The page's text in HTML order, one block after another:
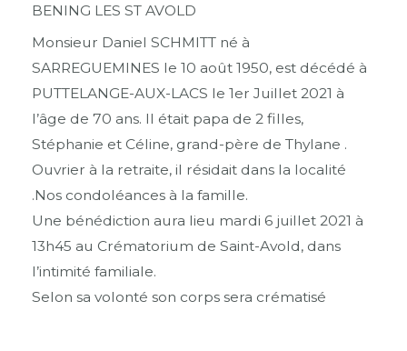
BENING LES ST AVOLD
Monsieur Daniel SCHMITT né à
SARREGUEMINES le 10 août 1950, est décédé à
PUTTELANGE-AUX-LACS le 1er Juillet 2021 à
l’âge de 70 ans. Il était papa de 2 filles,
Stéphanie et Céline, grand-père de Thylane .
Ouvrier à la retraite, il résidait dans la localité
.Nos condoléances à la famille.
Une bénédiction aura lieu mardi 6 juillet 2021 à
13h45 au Crématorium de Saint-Avold, dans
l’intimité familiale.
Selon sa volonté son corps sera crématisé